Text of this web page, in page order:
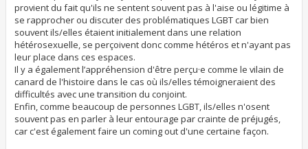
provient du fait qu'ils ne sentent souvent pas à l'aise ou légitime à
se rapprocher ou discuter des problématiques LGBT car bien
souvent ils/elles étaient initialement dans une relation
hétérosexuelle, se perçoivent donc comme hétéros et n'ayant pas
leur place dans ces espaces.
Il y a également l’appréhension d'être perçu·e comme le vilain de
canard de l'histoire dans le cas où ils/elles témoigneraient des
difficultés avec une transition du conjoint.
Enfin, comme beaucoup de personnes LGBT, ils/elles n'osent
souvent pas en parler à leur entourage par crainte de préjugés,
car c'est également faire un coming out d'une certaine façon.